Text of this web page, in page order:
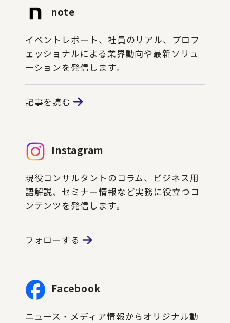
note
イベントレポート、社員のリアル、プロフ
ェッショナルによる業界動向や最新ソリュ
ーションを発信します。
記事を読む
Instagram
現役コンサルタントのコラム、ビジネス用
語解説、セミナー情報など実務に役立つコ
ンテンツを発信します。
フォローする
Facebook
ニュース・メディア情報からオリジナル動